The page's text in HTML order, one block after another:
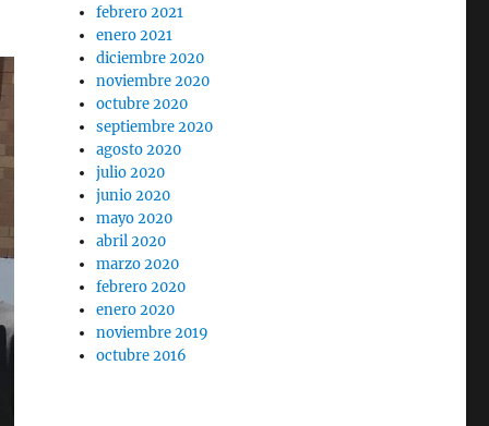
febrero 2021
enero 2021
diciembre 2020
noviembre 2020
octubre 2020
septiembre 2020
agosto 2020
julio 2020
junio 2020
mayo 2020
abril 2020
marzo 2020
febrero 2020
enero 2020
noviembre 2019
octubre 2016